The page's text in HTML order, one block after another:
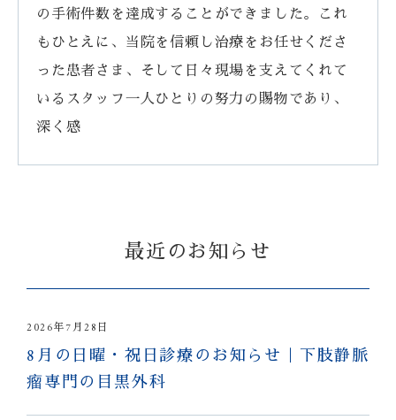
の手術件数を達成することができました。これ
もひとえに、当院を信頼し治療をお任せくださ
った患者さま、そして日々現場を支えてくれて
いるスタッフ一人ひとりの努力の賜物であり、
深く感
最近のお知らせ
2026年7月28日
8月の日曜・祝日診療のお知らせ｜下肢静脈
瘤専門の目黒外科